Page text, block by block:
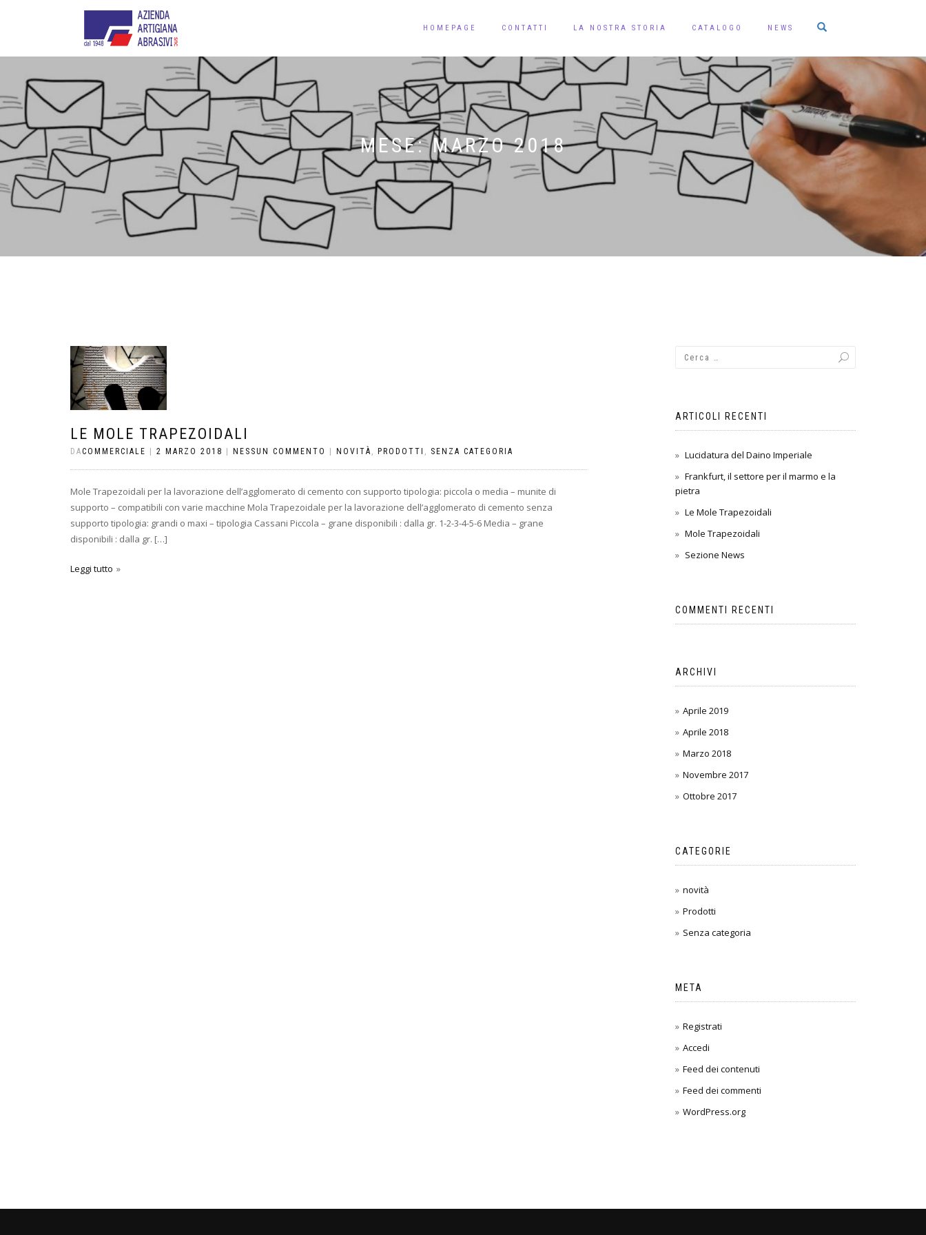
HOMEPAGE CONTATTI LA NOSTRA STORIA CATALOGO NEWS
MESE:MARZO 2018
LE MOLE TRAPEZOIDALI
DACOMMERCIALE 2 MARZO 2018 NESSUN COMMENTO NOVITÀ , PRODOTTI , SENZA CATEGORIA
Mole Trapezoidali per la lavorazione dell’agglomerato di cemento con supporto tipologia: piccola o media – munite di
supporto – compatibili con varie macchine Mola Trapezoidale per la lavorazione dell’agglomerato di cemento senza
supporto tipologia: grandi o maxi – tipologia Cassani Piccola – grane disponibili : dalla gr. 1-2-3-4-5-6 Media – grane
disponibili : dalla gr. […]
Leggi tutto
ARTICOLI RECENTI
Lucidatura del Daino Imperiale
Frankfurt, il settore per il marmo e la
pietra
Le Mole Trapezoidali
Mole Trapezoidali
Sezione News
COMMENTI RECENTI
ARCHIVI
Aprile 2019
Aprile 2018
Marzo 2018
Novembre 2017
Ottobre 2017
CATEGORIE
novità
Prodotti
Senza categoria
META
Registrati
Accedi
Feed dei contenuti
Feed dei commenti
WordPress.org